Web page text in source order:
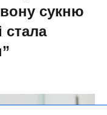
сукню
стала